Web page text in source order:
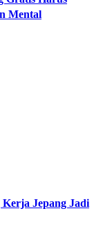
Mental
Jepang Jadi